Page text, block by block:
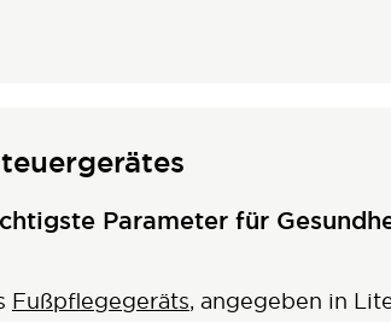
Parameter für
Fußpflegegeräts, angegeben in